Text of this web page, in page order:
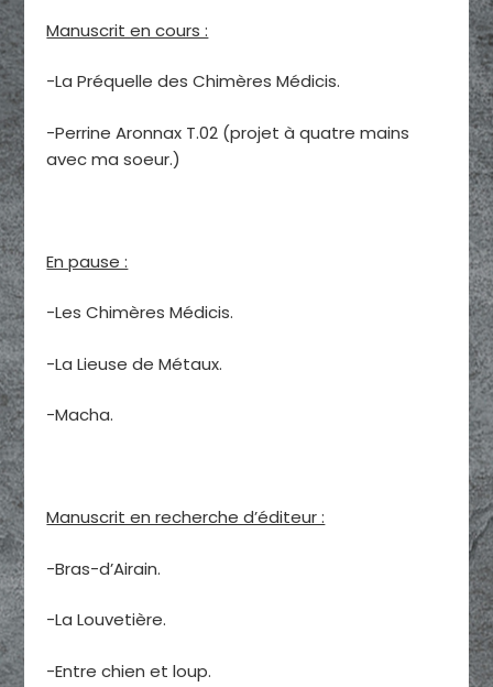
Manuscrit en cours :
-La Préquelle des Chimères Médicis.
-Perrine Aronnax T.02 (projet à quatre mains
avec ma soeur.)
En pause :
-Les Chimères Médicis.
-La Lieuse de Métaux.
-Macha.
Manuscrit en recherche d’éditeur :
-Bras-d’Airain.
-La Louvetière.
-Entre chien et loup.